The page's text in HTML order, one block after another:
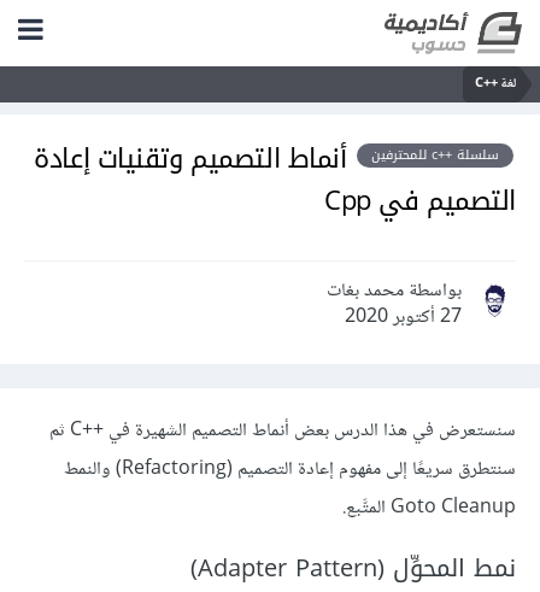
لغة C++‎
سلسلة ++c للمحترفين
أنماط التصميم وتقنيات إعادة
التصميم في Cpp
بواسطة محمد بغات
27 أكتوبر 2020
سنستعرض في هذا الدرس بعض أنماط التصميم الشهيرة في C++‎ ثم
سنتطرق سريعًا إلى مفهوم إعادة التصميم (Refactoring) والنمط
Goto Cleanup المتَّبع.
نمط المحوِّل (Adapter Pattern)